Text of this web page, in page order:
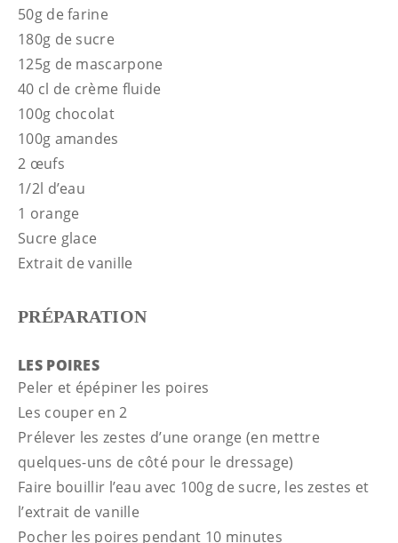
50g de farine
180g de sucre
125g de mascarpone
40 cl de crème fluide
100g chocolat
100g amandes
2 œufs
1/2l d’eau
1 orange
Sucre glace
Extrait de vanille
PRÉPARATION
LES POIRES
Peler et épépiner les poires
Les couper en 2
Prélever les zestes d’une orange (en mettre
quelques-uns de côté pour le dressage)
Faire bouillir l’eau avec 100g de sucre, les zestes et
l’extrait de vanille
Pocher les poires pendant 10 minutes